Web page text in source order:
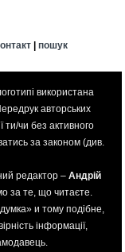
| пошук
використана
авторських
ти/чи без активного
за законом (див.
редактор – Андрій
за те, що читаєте.
и тому подібне,
інформації,